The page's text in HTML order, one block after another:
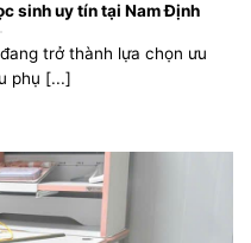
sinh uy tín tại Nam Định
trở thành lựa chọn ưu
phụ [...]